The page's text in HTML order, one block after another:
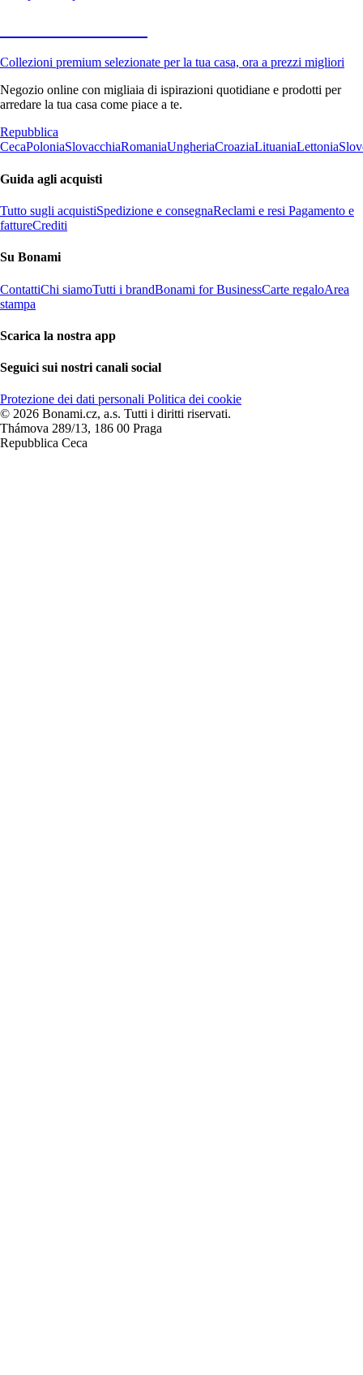
Collezioni premium selezionate per la tua casa, ora a prezzi migliori
Negozio online con migliaia di ispirazioni quotidiane e prodotti per
arredare la tua casa come piace a te.
Repubblica
CecaPoloniaSlovacchiaRomaniaUngheriaCroaziaLituaniaLettonia
Guida agli acquisti
Tutto sugli acquistiSpedizione e consegnaReclami e resi Pagamento e
fattureCrediti
Su Bonami
ContattiChi siamoTutti i brandBonami for BusinessCarte regaloArea
stampa
Scarica la nostra app
Seguici sui nostri canali social
Protezione dei dati personali Politica dei cookie
© 2026 Bonami.cz, a.s. Tutti i diritti riservati.
Thámova 289/13, 186 00 Praga
Repubblica Ceca